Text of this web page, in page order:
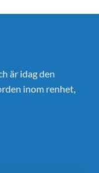
är idag den
inom renhet,